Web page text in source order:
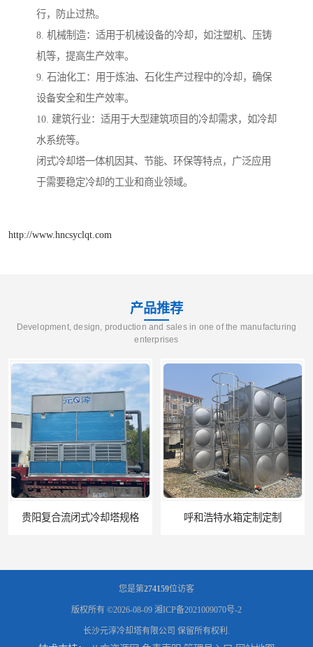
行，防止过热。
8. 机械制造：适用于机械设备的冷却，如注塑机、压铸
机等，提高生产效率。
9. 石油化工：用于炼油、石化生产过程中的冷却，确保
设备安全和生产效率。
10. 建筑行业：适用于大型建筑项目的冷却需求，如冷却
水系统等。
闭式冷却塔一体机因其、节能、环保等特点，广泛应用
于需要稳定冷却的工业和商业领域。
http://www.hncsyclqt.com
产品推荐
Development, design, production and sales in one of the manufacturing
enterprises
呼和浩特水箱定制定制 电厂冷却塔
您是第274159位访客
版权所有 ©2026-08-09 湘ICP备2021009070号-2
长沙元淳冷却塔有限公司 保留所有权利.